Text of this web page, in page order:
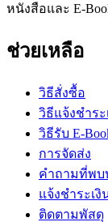
หนังสือและ E-
ช่วยเหลือ
วิธีสั่งซื้อ
วิธีแจ้งชำระ
วิธีรับ E-
การจัดส่ง
คำถามที่พบ
แจ้งชำระเงิ
ติดตามพัสดุ